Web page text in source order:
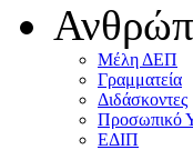
Μέλη ΔΕΠ
Γραμματεία
Διδάσκοντες
Προσωπικό
ΕΔΙΠ